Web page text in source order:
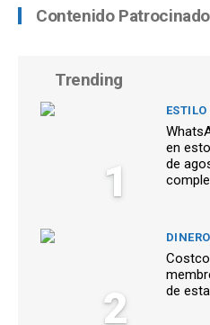
Contenido Patrocinado
Trending
1
en
de
2
DINERO
de